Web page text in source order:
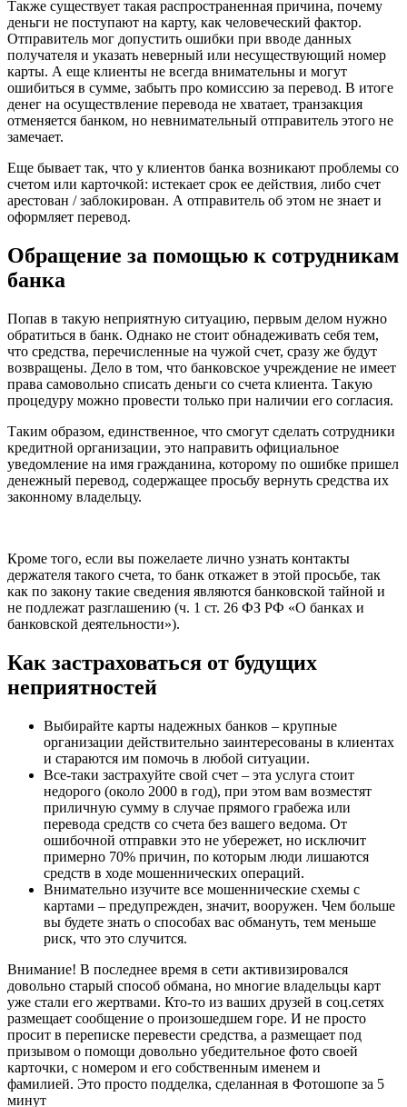
Также существует такая распространенная причина, почему
деньги не поступают на карту, как человеческий фактор.
Отправитель мог допустить ошибки при вводе данных
получателя и указать неверный или несуществующий номер
карты. А еще клиенты не всегда внимательны и могут
ошибиться в сумме, забыть про комиссию за перевод. В итоге
денег на осуществление перевода не хватает, транзакция
отменяется банком, но невнимательный отправитель этого не
замечает.
Еще бывает так, что у клиентов банка возникают проблемы со
счетом или карточкой: истекает срок ее действия, либо счет
арестован / заблокирован. А отправитель об этом не знает и
оформляет перевод.
Обращение за помощью к сотрудникам
банка
Попав в такую неприятную ситуацию, первым делом нужно
обратиться в банк. Однако не стоит обнадеживать себя тем,
что средства, перечисленные на чужой счет, сразу же будут
возвращены. Дело в том, что банковское учреждение не имеет
права самовольно списать деньги со счета клиента. Такую
процедуру можно провести только при наличии его согласия.
Таким образом, единственное, что смогут сделать сотрудники
кредитной организации, это направить официальное
уведомление на имя гражданина, которому по ошибке пришел
денежный перевод, содержащее просьбу вернуть средства их
законному владельцу.
Кроме того, если вы пожелаете лично узнать контакты
держателя такого счета, то банк откажет в этой просьбе, так
как по закону такие сведения являются банковской тайной и
не подлежат разглашению (ч. 1 ст. 26 ФЗ РФ «О банках и
банковской деятельности»).
Как застраховаться от будущих
неприятностей
Выбирайте карты надежных банков – крупные
организации действительно заинтересованы в клиентах
и стараются им помочь в любой ситуации.
Все-таки застрахуйте свой счет – эта услуга стоит
недорого (около 2000 в год), при этом вам возместят
приличную сумму в случае прямого грабежа или
перевода средств со счета без вашего ведома. От
ошибочной отправки это не убережет, но исключит
примерно 70% причин, по которым люди лишаются
средств в ходе мошеннических операций.
Внимательно изучите все мошеннические схемы с
картами – предупрежден, значит, вооружен. Чем больше
вы будете знать о способах вас обмануть, тем меньше
риск, что это случится.
Внимание! В последнее время в сети активизировался
довольно старый способ обмана, но многие владельцы карт
уже стали его жертвами. Кто-то из ваших друзей в соц.сетях
размещает сообщение о произошедшем горе. И не просто
просит в переписке перевести средства, а размещает под
призывом о помощи довольно убедительное фото своей
карточки, с номером и его собственным именем и
фамилией. Это просто подделка, сделанная в Фотошопе за 5
минут